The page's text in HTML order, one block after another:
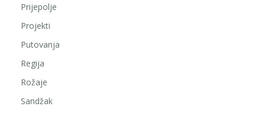
Prijepolje
Projekti
Putovanja
Regija
Rožaje
Sandžak